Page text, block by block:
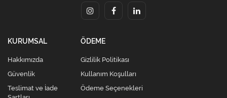
KURUMSAL
Hakkımızda
Güvenlik
Teslimat ve İade
ÖDEME
Gizlilik Politikası
Kullanım Koşulları
Ödeme Seçenekleri